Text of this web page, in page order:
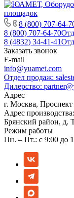
8 (800) 707-64-
8 (800) 707-64-70
8 (4832) 34-41-41
Заказать звонок
E-mail
info@yuamet.com
Отдел продаж:
Дилерство:
Адрес
г. Москва,
Адрес производства:
Брянский район, д.
Режим работы
Пн. – Пт.: с 9:00 до